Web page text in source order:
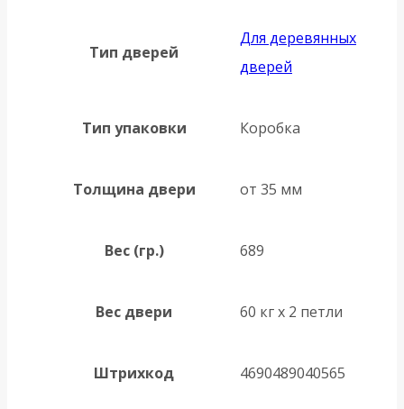
Тип дверей
Для деревянных
дверей
Тип упаковки Коробка
Толщина двери от 35 мм
Вес (гр.) 689
Вес двери 60 кг х 2 петли
Штрихкод 4690489040565